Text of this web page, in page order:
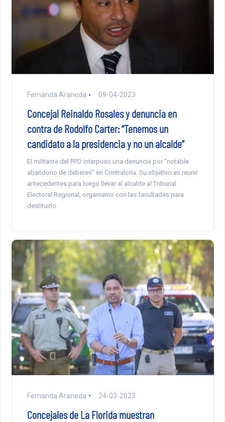
Fernanda Araneda 09-04-2023
Concejal Reinaldo Rosales y denuncia en
contra de Rodolfo Carter: “Tenemos un
candidato a la presidencia y no un alcalde”
El militante del PPD interpuso una denuncia por “notable
abandono de deberes” en Contraloría. Su objetivo es reunir
antecedentes para luego llevar al alcalde al Tribunal
Electoral Regional, organismo con las facultades para
destituirlo.
Fernanda Araneda 24-03-2023
Concejales de La Florida muestran